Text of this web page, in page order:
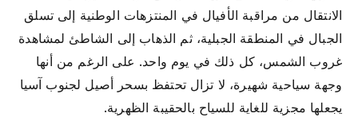
الانتقال من مراقبة الأفيال في المنتزهات الوطنية إلى تسلق
الجبال في المنطقة الجبلية، ثم الذهاب إلى الشاطئ لمشاهدة
غروب الشمس، كل ذلك في يوم واحد. على الرغم من أنها
وجهة سياحية شهيرة، لا تزال تحتفظ بسحر أصيل لجنوب آسيا
يجعلها مجزية للغاية للسياح بالحقيبة الظهرية.